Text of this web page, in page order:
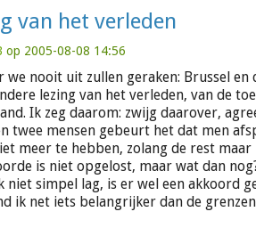
van het verleden
op 2005-08-08 14:56
we nooit uit zullen geraken: Brussel en
lezing van het verleden, van de
Ik zeg daarom: zwijg daarover,
twee mensen gebeurt het dat men
meer te hebben, zolang de rest
is niet opgelost, maar wat dan
niet simpel lag, is er wel een akkoord
ik net iets belangrijker dan de